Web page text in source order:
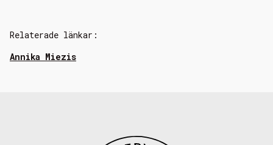
Relaterade länkar:
Annika Miezis